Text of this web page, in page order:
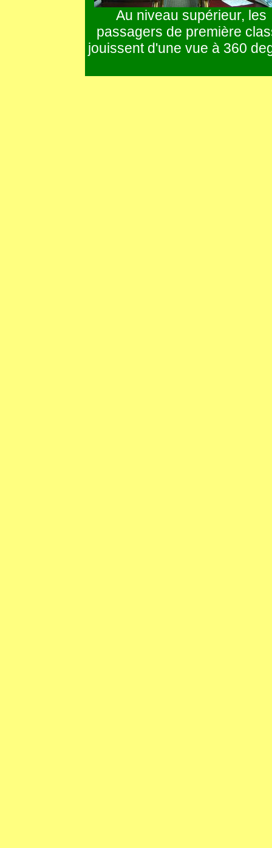
Au niveau supérieur, les
passagers de première
jouissent d'une vue à 360